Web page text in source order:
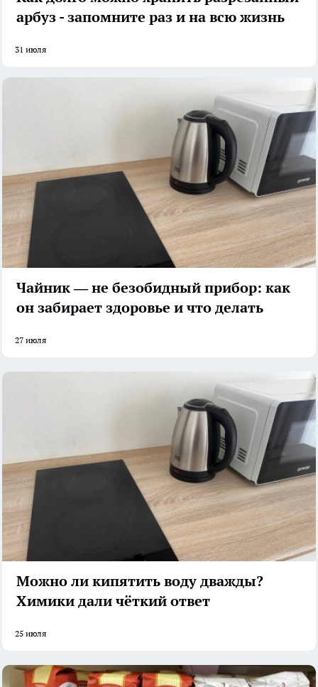
арбуз - запомните раз и на всю жизнь
31 июля
Чайник — не безобидный прибор: как
он забирает здоровье и что делать
27 июля
Можно ли кипятить воду дважды?
Химики дали чёткий ответ
25 июля